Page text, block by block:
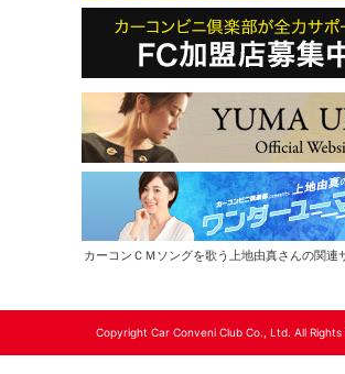
カーコンＣＭソングを歌う上地由真さんの関連
Copyright Car Conveni Club Co., Ltd. All Rights